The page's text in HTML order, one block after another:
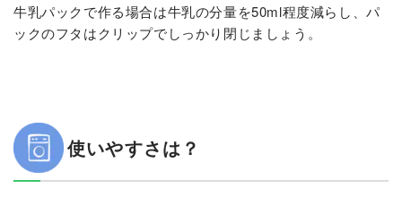
牛乳パックで作る場合は牛乳の分量を50ml程度減らし、パ
ックのフタはクリップでしっかり閉じましょう。
使いやすさは？